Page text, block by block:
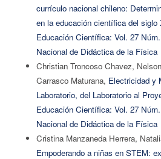
currículo nacional chileno:
en la educación científica del siglo
Educación Científica: Vol. 27
Nacional de Didáctica de la Física
Christian Troncoso Chavez,
Carrasco Maturana, Electricidad y
Laboratorio, del Laboratorio al
Educación Científica: Vol. 27
Nacional de Didáctica de la Física
Cristina Manzaneda Herrera,
Empoderando a niñas en STEM: